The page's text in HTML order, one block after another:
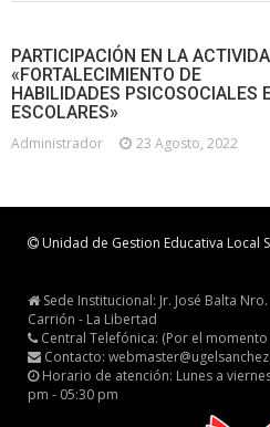
PARTICIPACIÓN EN LA
«FORTALECIMIENTO DE
HABILIDADES PSICOSOCIALES
ESCOLARES»
Administrador 23 Agosto, 2022
Unidad de Gestion Educativa Local
Sede Institucional: Jr. José Balta
Carrión - La Libertad
Central Telefónica: (Por el
Contacto:
Horario de atención: Lunes a
pm - 05:30 pm